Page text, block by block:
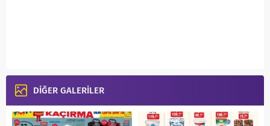
DİĞER GALERİLER